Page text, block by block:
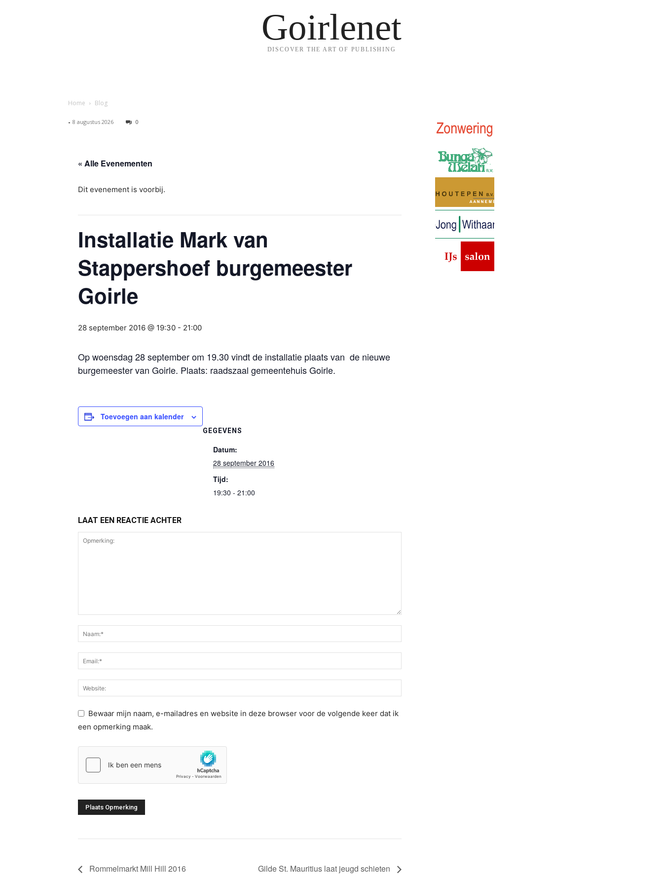
Goirlenet
DISCOVER THE ART OF PUBLISHING
Home Blog
- 8 augustus 2026 0
« Alle Evenementen
Dit evenement is voorbij.
Installatie Mark van
Stappershoef burgemeester
Goirle
28 september 2016 @ 19:30 - 21:00
Op woensdag 28 september om 19.30 vindt de installatie plaats van de nieuwe
burgemeester van Goirle. Plaats: raadszaal gemeentehuis Goirle.
Toevoegen aan kalender
GEGEVENS
Datum:
28 september 2016
Tijd:
19:30 - 21:00
LAAT EEN REACTIE ACHTER
Bewaar mijn naam, e-mailadres en website in deze browser voor de volgende keer dat ik
een opmerking maak.
Rommelmarkt Mill Hill 2016 Gilde St. Mauritius laat jeugd schieten